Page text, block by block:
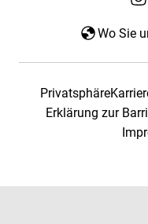
Wo Sie
Privatsphäre
Erklärung zur